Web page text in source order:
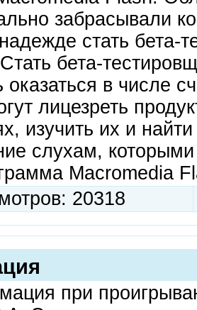
забрасывали
стать бета-
бета-
в числе
лицезреть
изучить их и
слухам,
Macromedia
20318
при